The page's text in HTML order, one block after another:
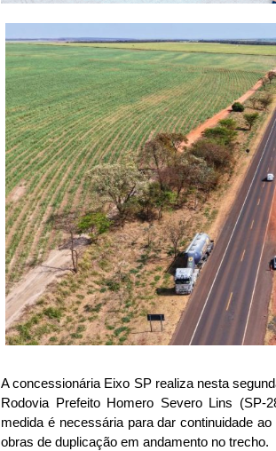
A concessionária Eixo SP realiza nesta
Rodovia Prefeito Homero Severo Lins
medida é necessária para dar continuidade
obras de duplicação em andamento no trecho.